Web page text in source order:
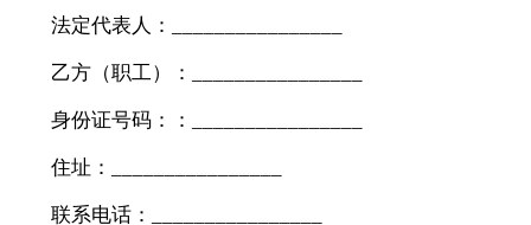
法定代表人：________________
乙方（职工）：________________
身份证号码：：________________
住址：________________
联系电话：________________